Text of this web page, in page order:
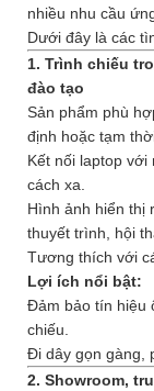
nhiều nhu cầu
Dưới đây là các
1. Trình chiếu
đào tạo
Sản phẩm phù
định hoặc tạm
Kết nối laptop
cách xa.
Hình ảnh hiển thị
thuyết trình, hội
Tương thích với
Lợi ích nổi bật:
Đảm bảo tín hiệu
chiếu.
Đi dây gọn gàng,
2. Showroom,